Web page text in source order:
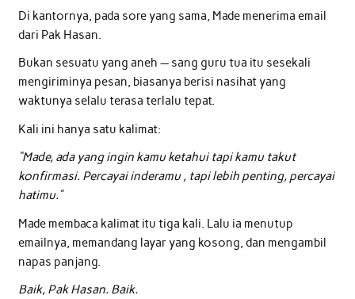
Di kantornya, pada sore yang sama, Made menerima email
dari Pak Hasan.
Bukan sesuatu yang aneh — sang guru tua itu sesekali
mengiriminya pesan, biasanya berisi nasihat yang
waktunya selalu terasa terlalu tepat.
Kali ini hanya satu kalimat:
“Made, ada yang ingin kamu ketahui tapi kamu takut
konfirmasi. Percayai inderamu , tapi lebih penting, percayai
hatimu.”
Made membaca kalimat itu tiga kali. Lalu ia menutup
emailnya, memandang layar yang kosong, dan mengambil
napas panjang.
Baik, Pak Hasan. Baik.